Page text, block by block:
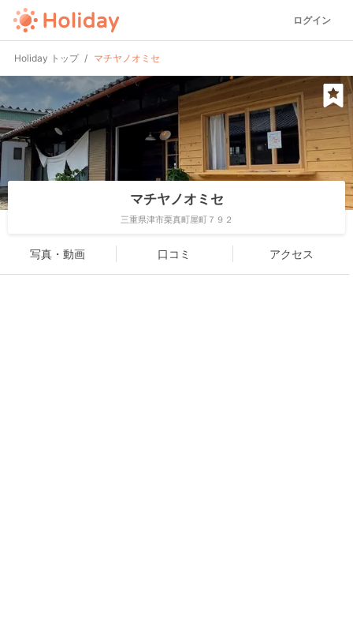
ログイン
Holiday トップ マチヤノオミセ
マチヤノオミセ
三重県津市栗真町屋町７９２
写真・動画 口コミ アクセス